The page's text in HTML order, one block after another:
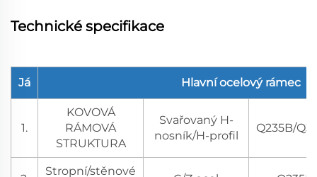
Technické specifikace
Já Hlavní ocelový rámec
1.
KOVOVÁ
RÁMOVÁ
STRUKTURA
Svařovaný H-
nosník/H-profil
Q235B/
Stropní/stěnové